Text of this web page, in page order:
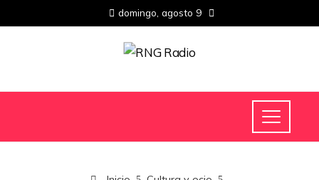
domingo, agosto 9